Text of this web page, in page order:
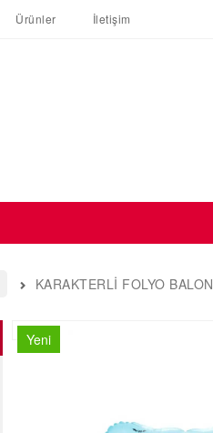
Ürünler İletişim
KARAKTERLİ FOLYO BALON
Yeni